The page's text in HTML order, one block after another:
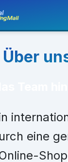
Über
eine